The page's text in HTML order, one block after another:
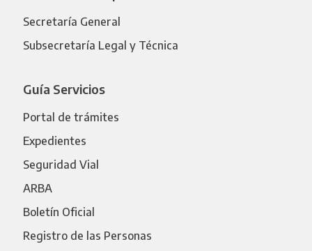
Secretaría General
Subsecretaría Legal y Técnica
Guía Servicios
Portal de trámites
Expedientes
Seguridad Vial
ARBA
Boletín Oficial
Registro de las Personas